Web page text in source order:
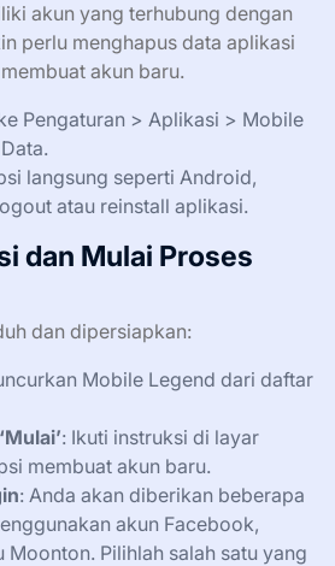
akun yang terhubung dengan
perlu menghapus data aplikasi
akun baru.
Pengaturan > Aplikasi > Mobile
langsung seperti Android,
atau reinstall aplikasi.
dan Mulai Proses
dan dipersiapkan:
Mobile Legend dari daftar
: Ikuti instruksi di layar
membuat akun baru.
: Anda akan diberikan beberapa
akun Facebook,
Moonton. Pilihlah salah satu yang